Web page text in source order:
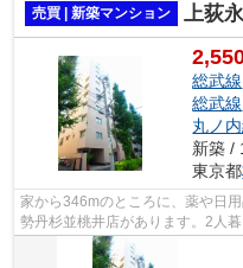
売買 | 新築マンション 上荻
総武線
総武線
丸ノ
新築 /
東京都
家から346mのところに、薬や日
勢丹杉並桃井店があります。2人
2DK。10階建てのオススメの建物